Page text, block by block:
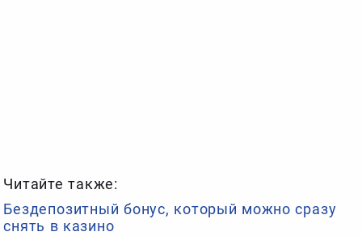
Читайте также:
Бездепозитный бонус, который можно сразу
снять в казино